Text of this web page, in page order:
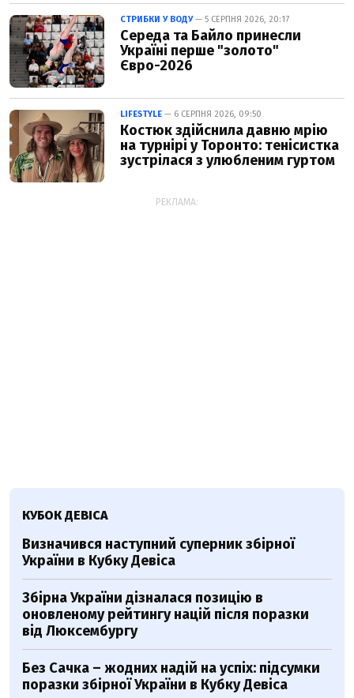
СТРИБКИ У ВОДУ— 5 СЕРПНЯ 2026, 20:17
Середа та Байло принесли
Україні перше "золото"
Євро-2026
LIFESTYLE — 6 СЕРПНЯ 2026, 09:50
Костюк здійснила давню мрію
на турнірі у Торонто: тенісистка
зустрілася з улюбленим гуртом
РЕКЛАМА:
КУБОК ДЕВІСА
Визначився наступний суперник збірної
України в Кубку Девіса
Збірна України дізналася позицію в
оновленому рейтингу націй після поразки
від Люксембургу
Без Сачка – жодних надій на успіх: підсумки
поразки збірної України в Кубку Девіса